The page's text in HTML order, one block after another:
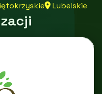
Lubelskie